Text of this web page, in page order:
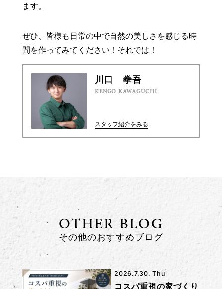
ます。
ぜひ、皆様も日常の中で自然の美しさを感じる時
間を作ってみてください！それでは！
川口 拳吾
KENGO KAWAGUCHI
スタッフ紹介をみる
OTHER BLOG
その他のおすすめブログ
2026.7.30. Thu
コスパ重視の家づくり